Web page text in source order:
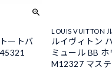
ートバ
LOUIS VUITTON
ルイヴィトン
ミュール BB
M12327 マス